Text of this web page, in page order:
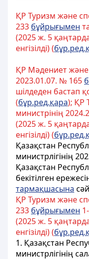
ҚР Туризм және
233 бұйрығымен
(2025 ж. 5
енгізілді) (
ҚР Мәдениет және
2023.01.07. № 165
шілдеден бастап
(бұр.ред.қара); ҚР
министрінің
(2025 ж. 5
енгізілді) (
Қазақстан
министрлігінің
Қазақстан
бекітілген
тармақшасына
ҚР Туризм және
233 бұйрығымен 1-
(2025 ж. 5
енгізілді) (
1. Қазақстан
министрлігінің